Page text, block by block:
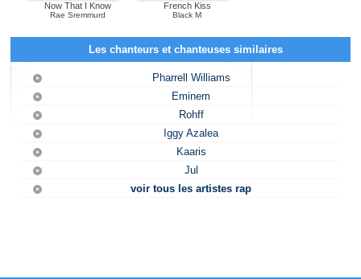
Now That I Know
Rae Sremmurd
French Kiss
Black M
Les chanteurs et chanteuses similaires
Pharrell Williams
Eminem
Rohff
Iggy Azalea
Kaaris
Jul
voir tous les artistes rap